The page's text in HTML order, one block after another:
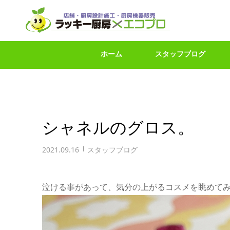
ホーム スタッフブログ
シャネルのグロス。
2021.09.16 スタッフブログ
泣ける事があって、気分の上がるコスメを眺めて